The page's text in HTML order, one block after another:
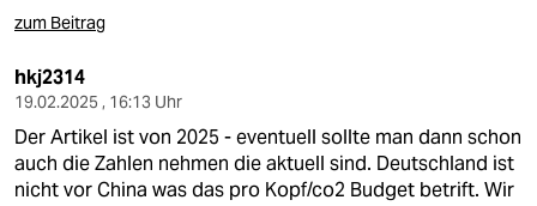
zum Beitrag
hkj2314
19.02.2025 , 16:13 Uhr
Der Artikel ist von 2025 - eventuell sollte man dann schon
auch die Zahlen nehmen die aktuell sind. Deutschland ist
nicht vor China was das pro Kopf/co2 Budget betrift. Wir